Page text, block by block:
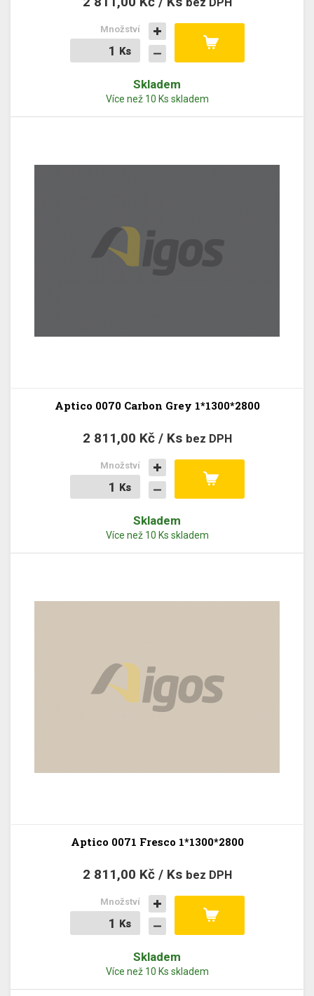
Ks
Ks
Množství
Skladem
Více než 10 Ks skladem
Aptico 0070 Carbon Grey 1*1300*2800
2 811,00 Kč / Ks bez DPH
Ks
Ks
Množství
Skladem
Více než 10 Ks skladem
Aptico 0071 Fresco 1*1300*2800
2 811,00 Kč / Ks bez DPH
Ks
Ks
Množství
Skladem
Více než 10 Ks skladem